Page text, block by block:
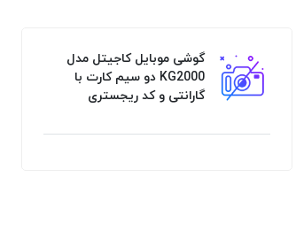
گوشی موبایل کاجیتل مدل
KG2000 دو سیم‌ کارت با
گارانتی و کد ریجستری